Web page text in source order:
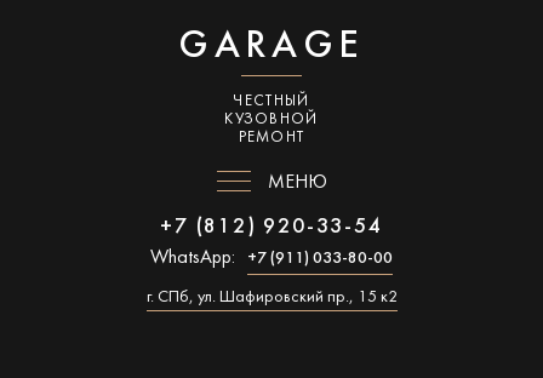
GARAGE
ЧЕСТНЫЙ
КУЗОВНОЙ
РЕМОНТ
МЕНЮ
+7 (812) 920-33-54
WhatsApp: +7 (911) 033-80-00
г. СПб, ул. Шафировский пр., 15 к2